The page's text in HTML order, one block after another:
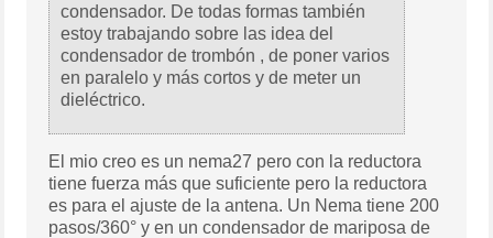
condensador. De todas formas también
estoy trabajando sobre las idea del
condensador de trombón , de poner varios
en paralelo y más cortos y de meter un
dieléctrico.
El mio creo es un nema27 pero con la reductora
tiene fuerza más que suficiente pero la reductora
es para el ajuste de la antena. Un Nema tiene 200
pasos/360° y en un condensador de mariposa de